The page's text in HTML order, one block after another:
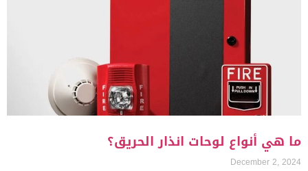
ما هي أنواع لوحات انذار الحريق؟
December 2, 2024